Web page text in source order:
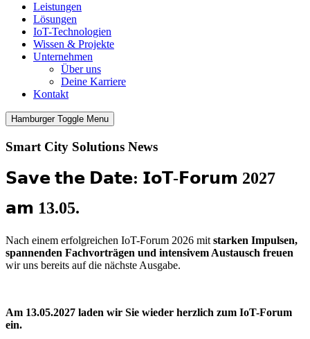
Leistungen
Lösungen
IoT-Technologien
Wissen & Projekte
Unternehmen
Über uns
Deine Karriere
Kontakt
Hamburger Toggle Menu
Smart City Solutions News
𝗦𝗮𝘃𝗲 𝘁𝗵𝗲 𝗗𝗮𝘁𝗲: 𝗜𝗼𝗧-𝗙𝗼𝗿𝘂𝗺 2027
𝗮𝗺 13.05.
Nach einem erfolgreichen IoT-Forum 2026 mit starken Impulsen,
spannenden Fachvorträgen und intensivem Austausch freuen
wir uns bereits auf die nächste Ausgabe.
Am 13.05.2027 laden wir Sie wieder herzlich zum IoT-Forum
ein.